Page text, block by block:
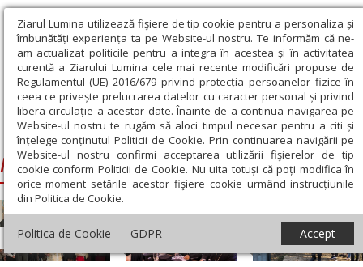
Ziarul Lumina utilizează fişiere de tip cookie pentru a personaliza și
îmbunătăți experiența ta pe Website-ul nostru. Te informăm că ne-
am actualizat politicile pentru a integra în acestea și în activitatea
curentă a Ziarului Lumina cele mai recente modificări propuse de
Regulamentul (UE) 2016/679 privind protecția persoanelor fizice în
ceea ce privește prelucrarea datelor cu caracter personal și privind
libera circulație a acestor date. Înainte de a continua navigarea pe
Website-ul nostru te rugăm să aloci timpul necesar pentru a citi și
înțelege conținutul Politicii de Cookie. Prin continuarea navigării pe
Website-ul nostru confirmi acceptarea utilizării fişierelor de tip
cookie conform Politicii de Cookie. Nu uita totuși că poți modifica în
orice moment setările acestor fişiere cookie urmând instrucțiunile
din Politica de Cookie.
Politica de Cookie GDPR Accept
Ziarul Lumina › Ignatie, Episcopul Huşilor
Ignatie, Episcopul Huşilor
Știri Știri Filantropie